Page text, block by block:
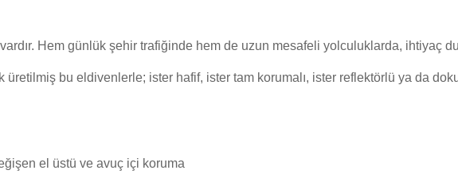
Hem günlük şehir trafiğinde hem de uzun mesafeli yolculuklarda, ihtiyaç
üretilmiş bu eldivenlerle; ister hafif, ister tam korumalı, ister reflektörlü ya da
el üstü ve avuç içi koruma